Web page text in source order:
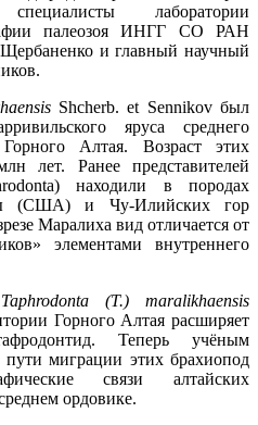
лаборатории
палеозоя ИНГГ СО РАН
и главный научный
Shcherb. et Sennikov был
яруса среднего
Алтая. Возраст этих
лет. Ранее представителей
находили в породах
(США) и Чу-Илийских гор
Маралиха вид отличается от
элементами внутреннего
Taphrodonta (T.) maralikhaensis
Горного Алтая расширяет
Теперь учёным
пути миграции этих брахиопод
связи алтайских
ордовике.